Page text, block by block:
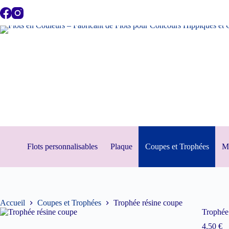
au
Flots personnalisables Plaque Coupes et Trophées
Accueil Coupes et Trophées
Trophée résine coupe
4,50 €